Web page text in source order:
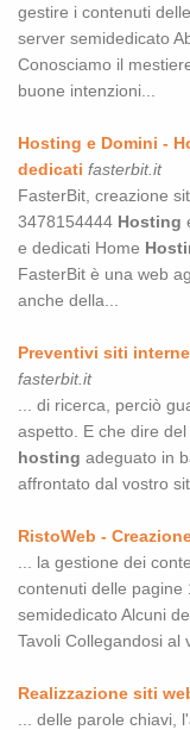
gestire i contenuti
server semidedicato
Conosciamo il
buone intenzioni...
Hosting e Domini -
dedicati fasterbit.it
FasterBit, creazione
3478154444 Hosting
e dedicati Home
FasterBit è una web
anche della...
Preventivi siti
fasterbit.it
... di ricerca, perciò
aspetto. E che dire
hosting adeguato in
affrontato dal vostro
RistoWeb -
... la gestione dei
contenuti delle pagine
semidedicato Alcuni
Tavoli Collegandosi al
Realizzazione siti
... delle parole